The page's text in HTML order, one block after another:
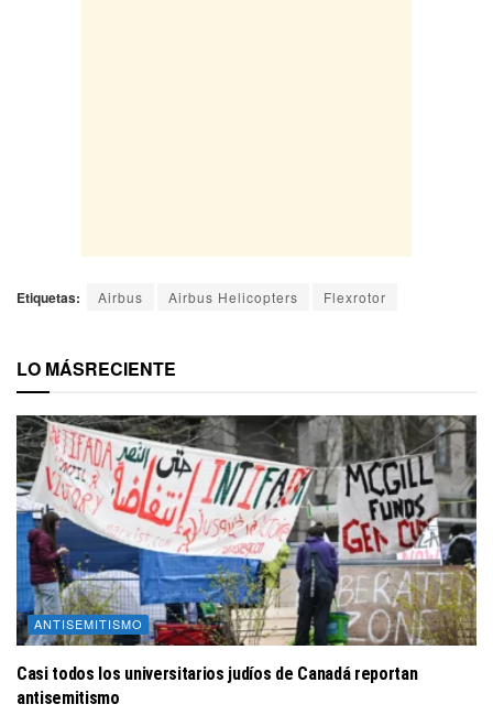
Etiquetas: Airbus Airbus Helicopters Flexrotor
LO MÁSRECIENTE
ANTISEMITISMO
Casi todos los universitarios judíos de Canadá reportan
antisemitismo